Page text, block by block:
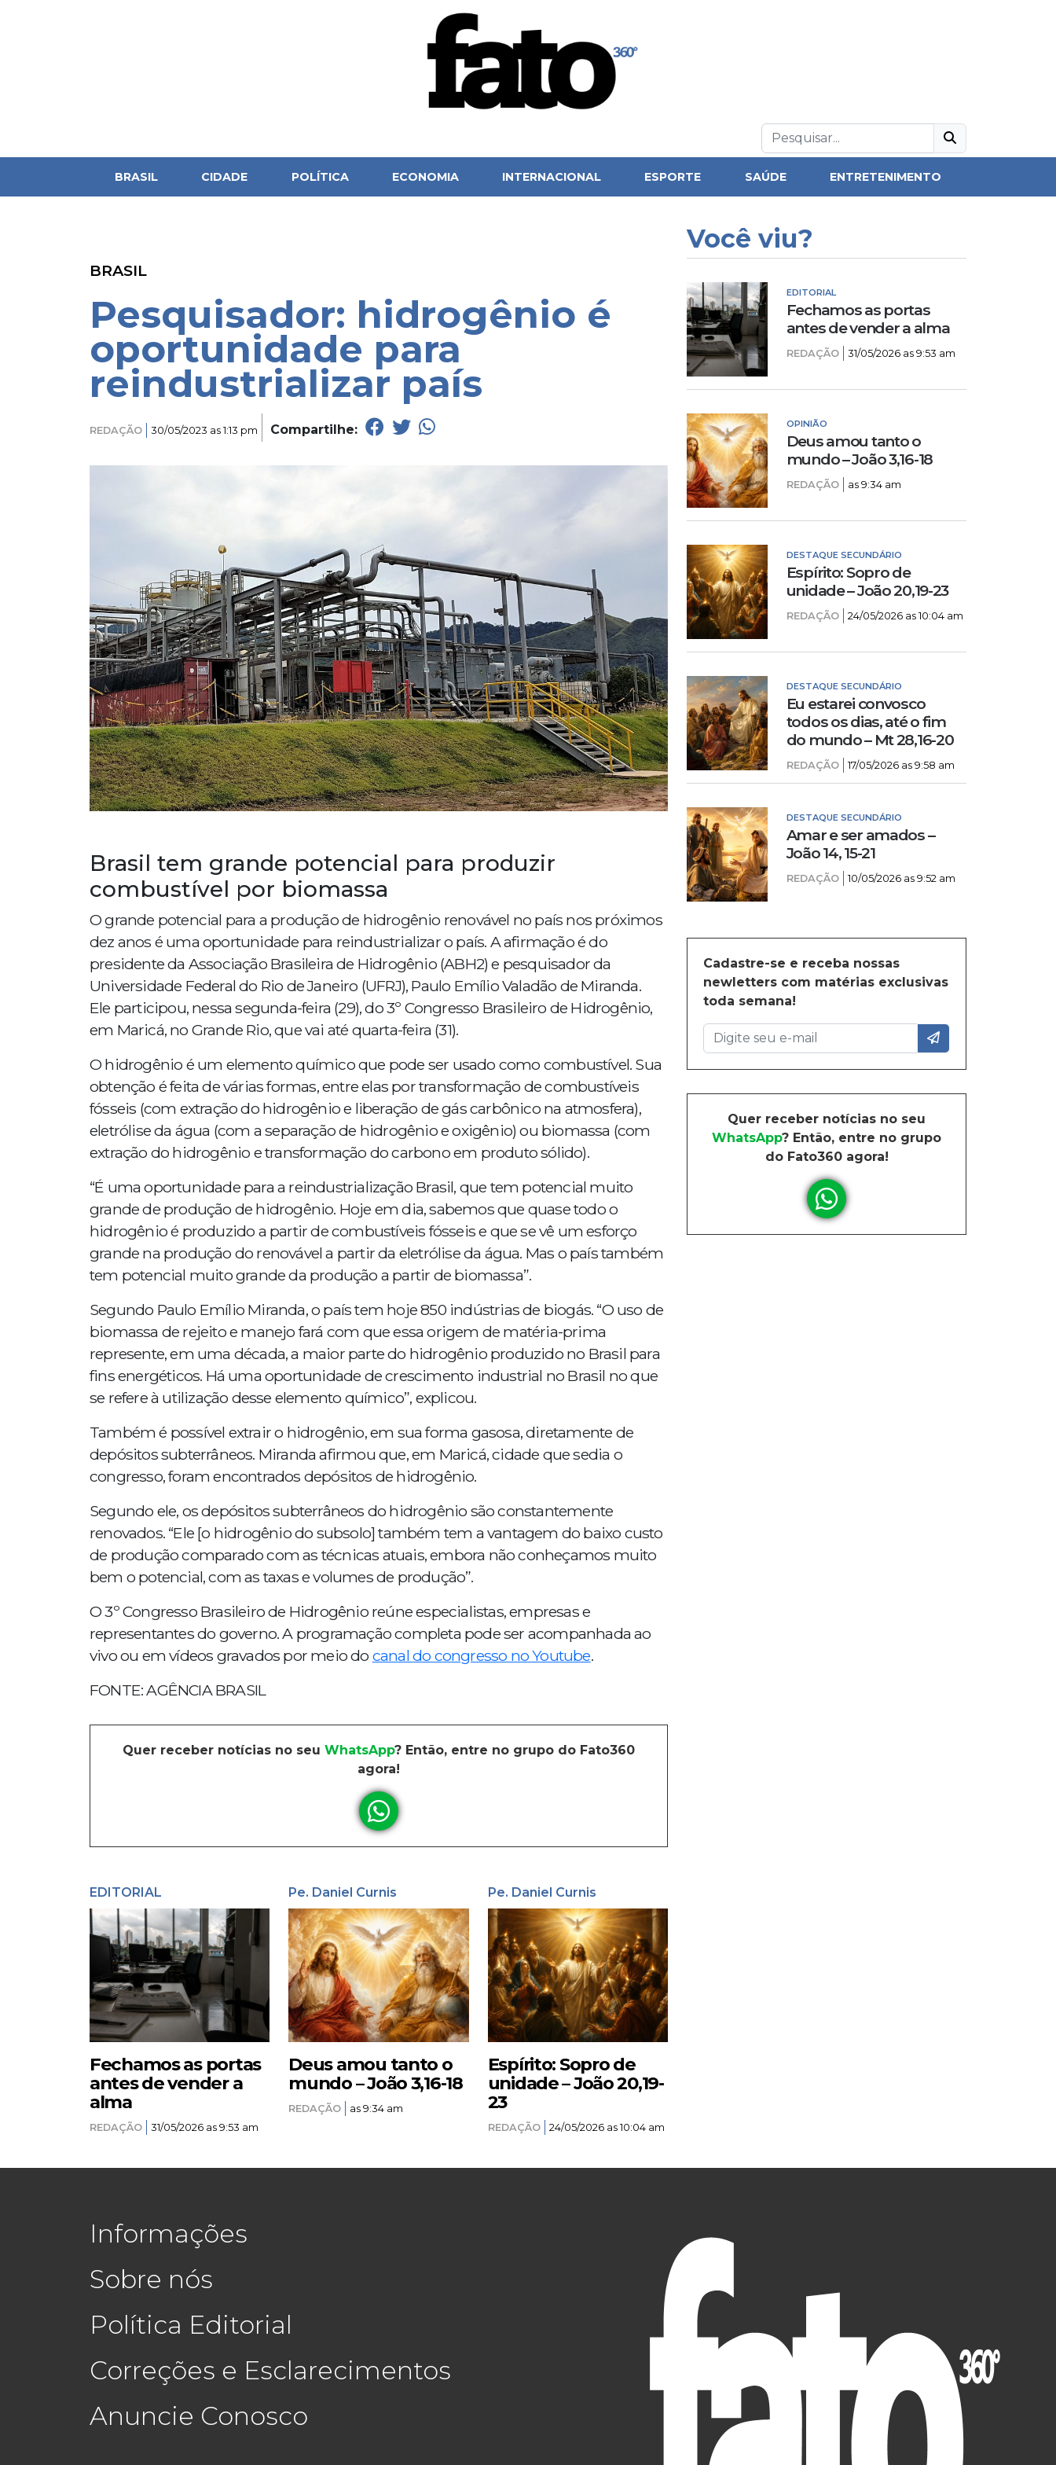
BRASIL CIDADE POLÍTICA ECONOMIA INTERNACIONAL ESPORTE SAÚDE ENTRETENIMENTO
BRASIL
Pesquisador: hidrogênio é
oportunidade para
reindustrializar país
REDAÇÃO 30/05/2023 as 1:13 pm Compartilhe:
Brasil tem grande potencial para produzir
combustível por biomassa
O grande potencial para a produção de hidrogênio renovável no país nos próximos
dez anos é uma oportunidade para reindustrializar o país. A afirmação é do
presidente da Associação Brasileira de Hidrogênio (ABH2) e pesquisador da
Universidade Federal do Rio de Janeiro (UFRJ), Paulo Emílio Valadão de Miranda.
Ele participou, nessa segunda-feira (29), do 3º Congresso Brasileiro de Hidrogênio,
em Maricá, no Grande Rio, que vai até quarta-feira (31).
O hidrogênio é um elemento químico que pode ser usado como combustível. Sua
obtenção é feita de várias formas, entre elas por transformação de combustíveis
fósseis (com extração do hidrogênio e liberação de gás carbônico na atmosfera),
eletrólise da água (com a separação de hidrogênio e oxigênio) ou biomassa (com
extração do hidrogênio e transformação do carbono em produto sólido).
“É uma oportunidade para a reindustrialização Brasil, que tem potencial muito
grande de produção de hidrogênio. Hoje em dia, sabemos que quase todo o
hidrogênio é produzido a partir de combustíveis fósseis e que se vê um esforço
grande na produção do renovável a partir da eletrólise da água. Mas o país também
tem potencial muito grande da produção a partir de biomassa”.
Segundo Paulo Emílio Miranda, o país tem hoje 850 indústrias de biogás. “O uso de
biomassa de rejeito e manejo fará com que essa origem de matéria-prima
represente, em uma década, a maior parte do hidrogênio produzido no Brasil para
fins energéticos. Há uma oportunidade de crescimento industrial no Brasil no que
se refere à utilização desse elemento químico”, explicou.
Também é possível extrair o hidrogênio, em sua forma gasosa, diretamente de
depósitos subterrâneos. Miranda afirmou que, em Maricá, cidade que sedia o
congresso, foram encontrados depósitos de hidrogênio.
Segundo ele, os depósitos subterrâneos do hidrogênio são constantemente
renovados. “Ele [o hidrogênio do subsolo] também tem a vantagem do baixo custo
de produção comparado com as técnicas atuais, embora não conheçamos muito
bem o potencial, com as taxas e volumes de produção”.
O 3º Congresso Brasileiro de Hidrogênio reúne especialistas, empresas e
representantes do governo. A programação completa pode ser acompanhada ao
vivo ou em vídeos gravados por meio do canal do congresso no Youtube.
FONTE: AGÊNCIA BRASIL
Quer receber notícias no seu WhatsApp? Então, entre no grupo do Fato360
agora!
EDITORIAL
Fechamos as portas
antes de vender a
alma
REDAÇÃO 31/05/2026 as 9:53 am
Pe. Daniel Curnis
Deus amou tanto o
mundo – João 3,16-18
REDAÇÃO as 9:34 am
Pe. Daniel Curnis
Espírito: Sopro de
unidade – João 20,19-
23
REDAÇÃO 24/05/2026 as 10:04 am
Você viu?
EDITORIAL
Fechamos as portas
antes de vender a alma
REDAÇÃO 31/05/2026 as 9:53 am
OPINIÃO
Deus amou tanto o
mundo – João 3,16-18
REDAÇÃO as 9:34 am
DESTAQUE SECUNDÁRIO
Espírito: Sopro de
unidade – João 20,19-23
REDAÇÃO 24/05/2026 as 10:04 am
DESTAQUE SECUNDÁRIO
Eu estarei convosco
todos os dias, até o fim
do mundo – Mt 28,16-20
REDAÇÃO 17/05/2026 as 9:58 am
DESTAQUE SECUNDÁRIO
Amar e ser amados –
João 14, 15-21
REDAÇÃO 10/05/2026 as 9:52 am
Cadastre-se e receba nossas
newletters com matérias exclusivas
toda semana!
Quer receber notícias no seu
WhatsApp? Então, entre no grupo
do Fato360 agora!
Informações
Sobre nós
Política Editorial
Correções e Esclarecimentos
Anuncie Conosco